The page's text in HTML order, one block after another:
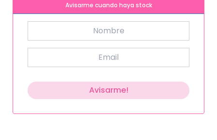
Avisarme cuando haya stock